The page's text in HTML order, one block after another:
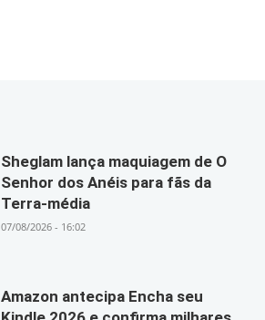
Sheglam lança maquiagem de O
Senhor dos Anéis para fãs da
Terra-média
07/08/2026 - 16:02
Amazon antecipa Encha seu